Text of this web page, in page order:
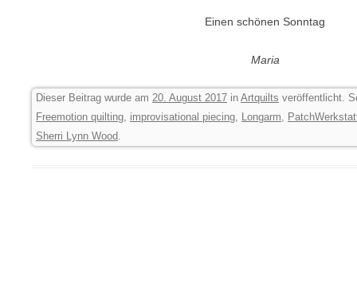
Einen schönen Sonntag
Maria
Dieser Beitrag wurde am 20. August 2017 in Artquilts veröffentlicht.
Freemotion quilting, improvisational piecing, Longarm,
Sherri Lynn Wood.